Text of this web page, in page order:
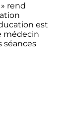
» rend
est
médecin
séances